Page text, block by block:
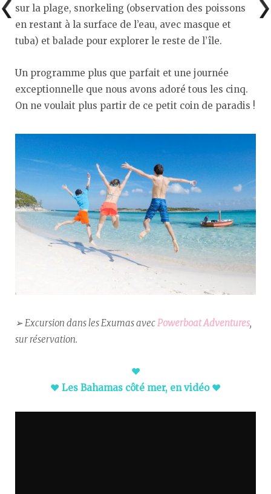
sur la plage, snorkeling (observation des poissons
en restant à la surface de l’eau, avec masque et
tuba) et balade pour explorer le reste de l’île.
Un programme plus que parfait et une journée
exceptionnelle que nous avons adoré tous les cinq.
On ne voulait plus partir de ce petit coin de paradis !
➢ Excursion dans les Exumas avecPowerboat Adventures,
sur réservation.
♥︎
♥︎ Les Bahamas côté mer, en vidéo ♥︎